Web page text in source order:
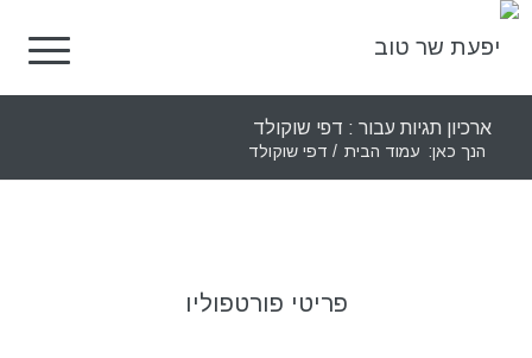
ארכיון תגיות עבור : דפי שוקולד
הנך כאן: עמוד הבית / דפי שוקולד
פריטי פורטפוליו